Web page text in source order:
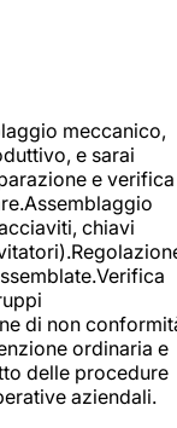
meccanico,
e sarai
e verifica
chiavi
di non
ordinaria e
delle procedure
aziendali.